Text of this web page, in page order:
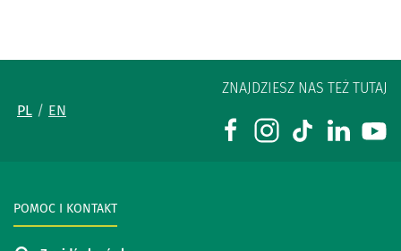
PL EN
ZNAJDZIESZ NAS TEŻ TUTAJ
POMOC I KONTAKT